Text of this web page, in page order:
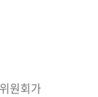
원회가